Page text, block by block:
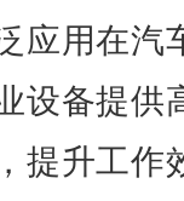
应用在汽
设备提供
提升工作